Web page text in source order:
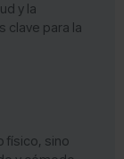
y la
clave para la
físico, sino